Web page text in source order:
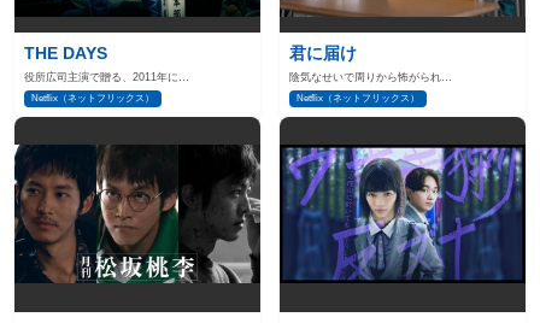
THE DAYS
役所広司主演で贈る、2011年に…
Netflix（ネットフリックス）
君に届け
陰気なせいで周りから怖がられ…
Netflix（ネットフリックス）